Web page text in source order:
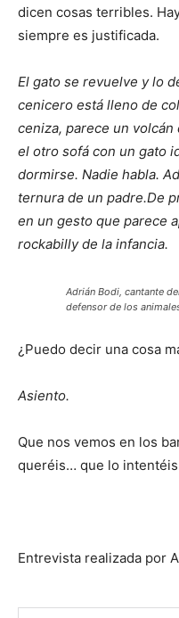
dicen cosas terribles.
siempre es justificada.
El gato se revuelve y lo
cenicero está lleno de
ceniza, parece un
el otro sofá con un gato
dormirse. Nadie habla.
ternura de un padre.De
en un gesto que parece
rockabilly de la infancia.
Adrián Bodi, cantante
defensor de los
¿Puedo decir una cosa
Asiento.
Que nos vemos en los
queréis… que lo
Entrevista realizada por